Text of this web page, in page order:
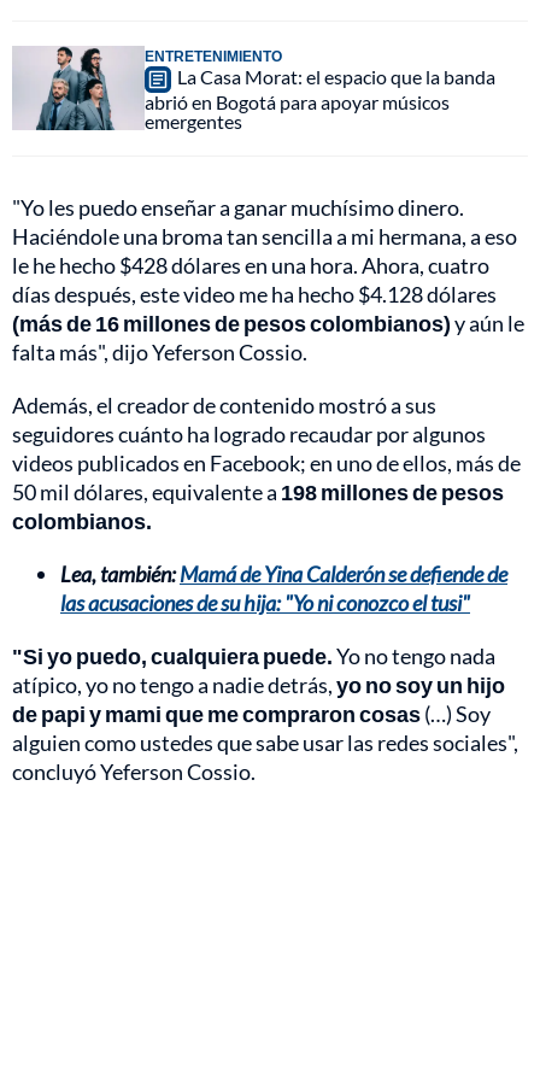
ENTRETENIMIENTO
La Casa Morat: el espacio que la banda
abrió en Bogotá para apoyar músicos
emergentes
"Yo les puedo enseñar a ganar muchísimo dinero.
Haciéndole una broma tan sencilla a mi hermana, a eso
le he hecho $428 dólares en una hora. Ahora, cuatro
días después, este video me ha hecho $4.128 dólares
(más de 16 millones de pesos colombianos)y aún le
falta más", dijo Yeferson Cossio.
Además, el creador de contenido mostró a sus
seguidores cuánto ha logrado recaudar por algunos
videos publicados en Facebook; en uno de ellos, más de
50 mil dólares, equivalente a 198 millones de pesos
colombianos.
Lea, también:Mamá de Yina Calderón se defiende de
las acusaciones de su hija: "Yo ni conozco el tusi"
"Si yo puedo, cualquiera puede.Yo no tengo nada
atípico, yo no tengo a nadie detrás,yo no soy un hijo
de papi y mami que me compraron cosas(…) Soy
alguien como ustedes que sabe usar las redes sociales",
concluyó Yeferson Cossio.